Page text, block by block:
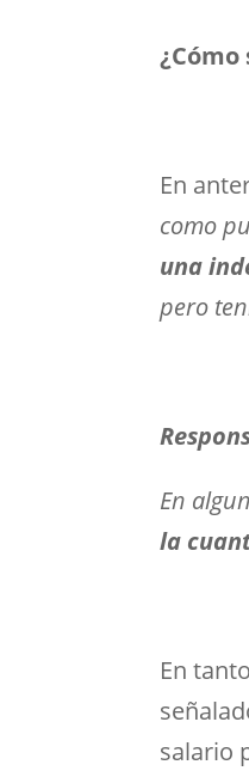
En
como
una
pero
En
la
En
salario